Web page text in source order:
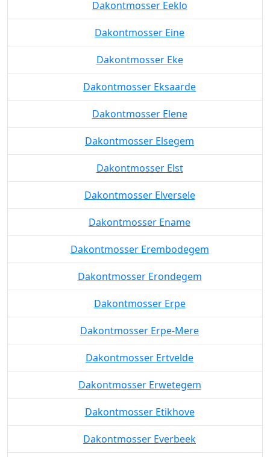
Dakontmosser Eeklo
Dakontmosser Eine
Dakontmosser Eke
Dakontmosser Eksaarde
Dakontmosser Elene
Dakontmosser Elsegem
Dakontmosser Elst
Dakontmosser Elversele
Dakontmosser Ename
Dakontmosser Erembodegem
Dakontmosser Erondegem
Dakontmosser Erpe
Dakontmosser Erpe-Mere
Dakontmosser Ertvelde
Dakontmosser Erwetegem
Dakontmosser Etikhove
Dakontmosser Everbeek